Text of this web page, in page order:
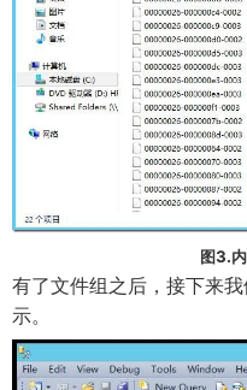
图3.
有了文件组之后，接下来
示。